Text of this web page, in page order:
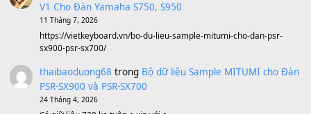
BEND 4 CHIỀU MTP-5F MEGABEND
1,600,000
Bánh xe Pa600 Pa900
500,000₫